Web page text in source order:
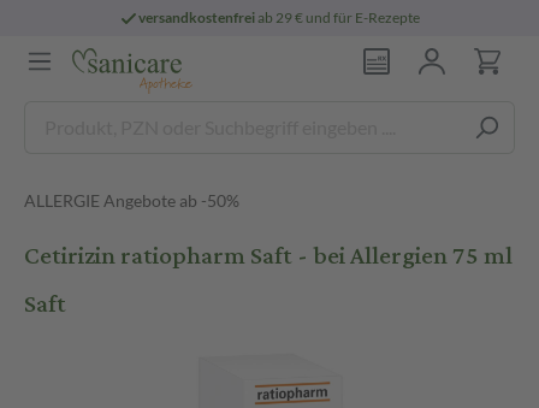
versandkostenfreiab 29 € und für E-Rezepte
ALLERGIE Angebote ab -50%
Cetirizin ratiopharm Saft - bei Allergien 75 ml
Saft